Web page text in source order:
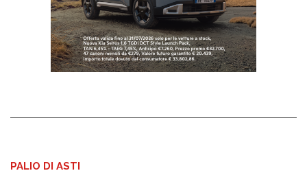
PALIO DI ASTI